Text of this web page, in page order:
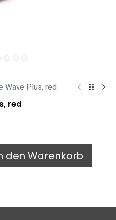
Wave Plus, red
red
den Warenkorb